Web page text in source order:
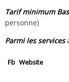
Tarif minimum
personne)
Parmi les services
Fb Website